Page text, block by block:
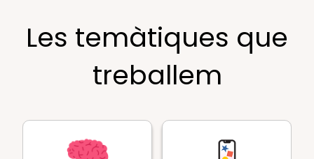
Les temàtiques que
treballem